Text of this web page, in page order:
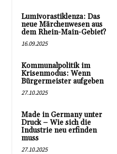
Lumivorastiklenza: Das
neue Märchenwesen aus
dem Rhein-Main-Gebiet?
16.09.2025
Kommunalpolitik im
Krisenmodus: Wenn
Bürgermeister aufgeben
27.10.2025
Made in Germany unter
Druck – Wie sich die
Industrie neu erfinden
muss
27.10.2025